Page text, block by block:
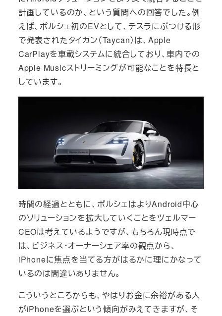
計画しているのか、という質問への回答でした。例
えば、ポルシェ初のEVとして、テスラにぶつける形
で発表されたタイカン（Taycan）は、Apple
CarPlayを車載システムに統合しており、車内での
Apple Musicストリーミングが可能なことを特長と
しています。
時間の経過とともに、ポルシェはよりAndroid中心
のソリューションを拡大していくことをツェルマー
CEOは考えているようですが、もちろん現時点で
は、ビジネス・オーナーシェア率の観点から、
iPhoneに焦点を当てる方がはるかに理にかなって
いるのは間違いありません。
こういうところからも、やはりお金に余裕がある人
がiPhoneを選ぶという傾向がみえてきますが、そ